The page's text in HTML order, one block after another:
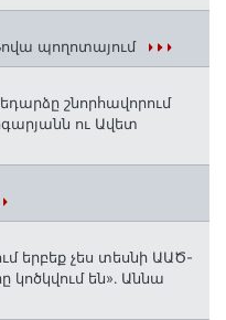
պողոտայում
շնորհավորում
ու Ավետ
երբեք չես տեսնի ԱԱԾ-
են»․ Աննա